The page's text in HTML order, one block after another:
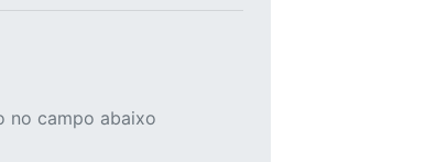
no campo abaixo